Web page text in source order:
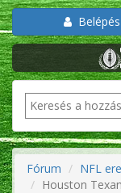
Belépés
Fórum
NFL
Houston